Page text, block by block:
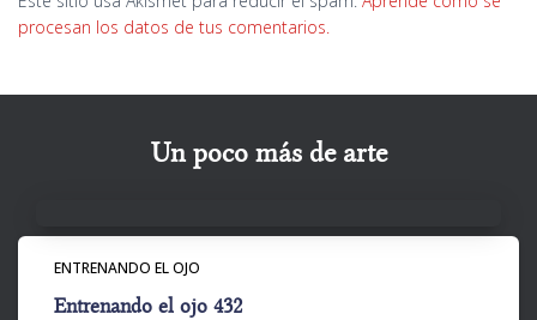
procesan los datos de tus comentarios.
Un poco más de arte
ENTRENANDO EL OJO
Entrenando el ojo 432